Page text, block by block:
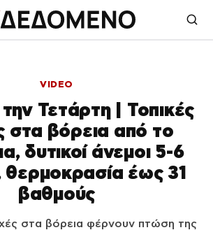
VIDEO
Τετάρτη | Τοπικές
στα βόρεια από το
δυτικοί άνεμοι 5-6
έως 31
βαθμούς
στα βόρεια φέρνουν πτώση της